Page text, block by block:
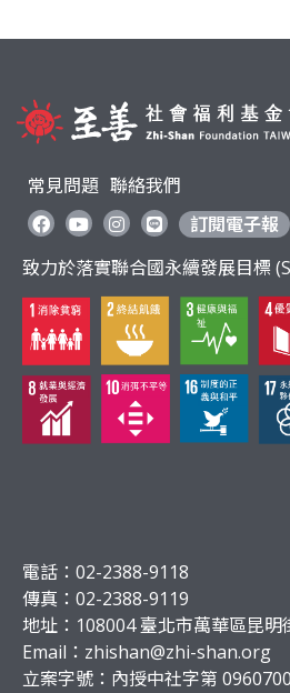
o
k
常見問題 聯絡我們
訂閱電子報
致力於落實聯合國永續發展目標
電話：02-2388-9118
傳真：02-2388-9119
地址：108004 臺北市萬華區昆明
Email： zhishan@zhi-shan.org
立案字號：內授中社字第